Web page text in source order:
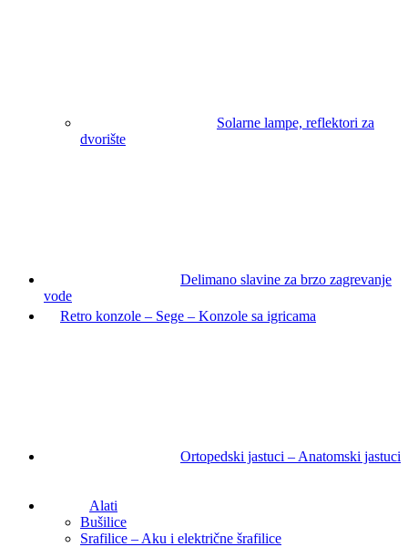
Solarne lampe, reflektori za
dvorište
Delimano slavine za brzo zagrevanje
vode
Retro konzole – Sege – Konzole sa igricama
Ortopedski jastuci – Anatomski jastuci
Alati
Bušilice
Srafilice – Aku i električne šrafilice